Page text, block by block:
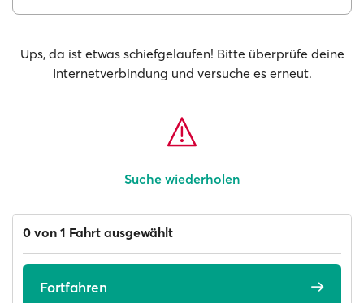
Ups, da ist etwas schiefgelaufen! Bitte überprüfe deine
Internetverbindung und versuche es erneut.
Suche wiederholen
0 von 1 Fahrt ausgewählt
Fortfahren